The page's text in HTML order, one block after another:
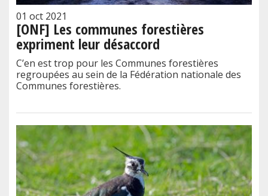
01 oct 2021
[ONF] Les communes forestières
expriment leur désaccord
C’en est trop pour les Communes forestières
regroupées au sein de la Fédération nationale des
Communes forestières.